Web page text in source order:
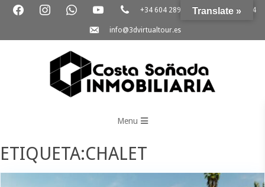
+34 604 289 264 +34 865 796 054
info@3dvirtualtour.es
Tour
Menu
ETIQUETA:CHALET
Translate »